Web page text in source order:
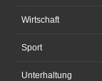
Wirtschaft
Sport
Unterhaltung